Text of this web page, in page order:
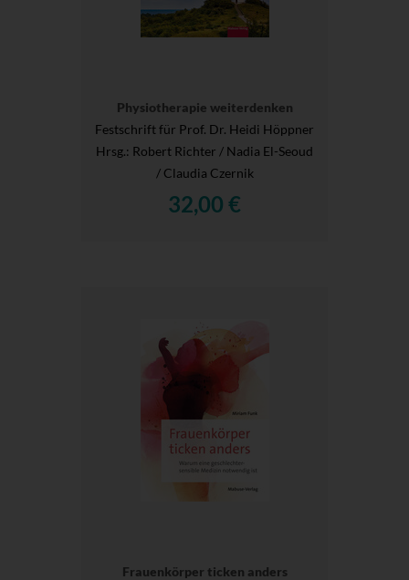
Physiotherapie weiterdenken
Festschrift für Prof. Dr. Heidi Höppner
Hrsg.: Robert Richter / Nadia El-Seoud
/ Claudia Czernik
32,00 €
Frauenkörper ticken anders